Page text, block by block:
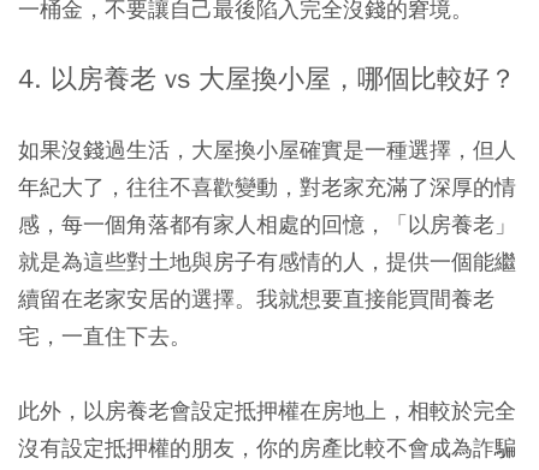
一桶金，不要讓自己最後陷入完全沒錢的窘境。
4. 以房養老 vs 大屋換小屋，哪個比較好？
如果沒錢過生活，大屋換小屋確實是一種選擇，但人
年紀大了，往往不喜歡變動，對老家充滿了深厚的情
感，每一個角落都有家人相處的回憶，「以房養老」
就是為這些對土地與房子有感情的人，提供一個能繼
續留在老家安居的選擇。我就想要直接能買間養老
宅，一直住下去。
此外，以房養老會設定抵押權在房地上，相較於完全
沒有設定抵押權的朋友，你的房產比較不會成為詐騙